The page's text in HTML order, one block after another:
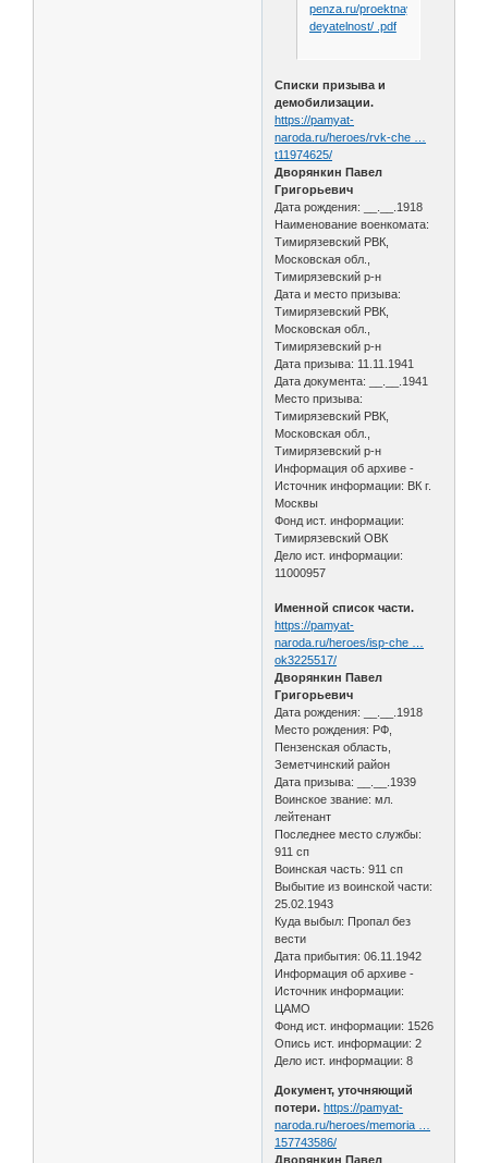
penza.ru/proektnaya-
deyatelnost/ .pdf
Списки призыва и
демобилизации.
https://pamyat-
naroda.ru/heroes/rvk-che …
t11974625/
Дворянкин Павел
Григорьевич
Дата рождения: __.__.1918
Наименование военкомата:
Тимирязевский РВК,
Московская обл.,
Тимирязевский р-н
Дата и место призыва:
Тимирязевский РВК,
Московская обл.,
Тимирязевский р-н
Дата призыва: 11.11.1941
Дата документа: __.__.1941
Место призыва:
Тимирязевский РВК,
Московская обл.,
Тимирязевский р-н
Информация об архиве -
Источник информации: ВК г.
Москвы
Фонд ист. информации:
Тимирязевский ОВК
Дело ист. информации:
11000957
Именной список части.
https://pamyat-
naroda.ru/heroes/isp-che …
ok3225517/
Дворянкин Павел
Григорьевич
Дата рождения: __.__.1918
Место рождения: РФ,
Пензенская область,
Земетчинский район
Дата призыва: __.__.1939
Воинское звание: мл.
лейтенант
Последнее место службы:
911 сп
Воинская часть: 911 сп
Выбытие из воинской части:
25.02.1943
Куда выбыл: Пропал без
вести
Дата прибытия: 06.11.1942
Информация об архиве -
Источник информации:
ЦАМО
Фонд ист. информации: 1526
Опись ист. информации: 2
Дело ист. информации: 8
Документ, уточняющий
потери. https://pamyat-
naroda.ru/heroes/memoria …
157743586/
Дворянкин Павел